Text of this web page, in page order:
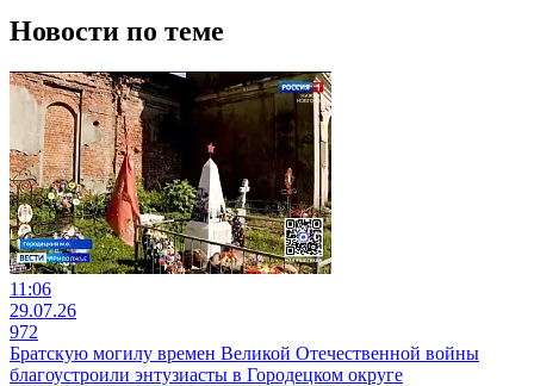
Новости по теме
11:06
29.07.26
972
Братскую могилу времен Великой Отечественной войны
благоустроили энтузиасты в Городецком округе